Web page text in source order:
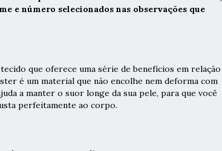
e número selecionados nas observações que
que oferece uma série de benefícios em relação
é um material que não encolhe nem deforma com
a manter o suor longe da sua pele, para que você
perfeitamente ao corpo.